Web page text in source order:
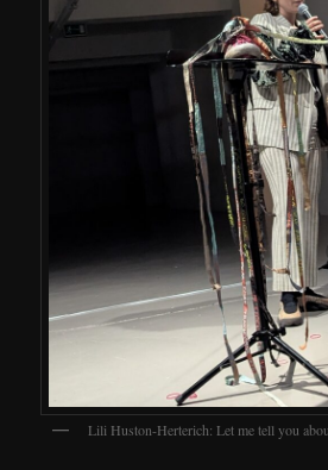
Lili Huston-Herterich: Let me tell you